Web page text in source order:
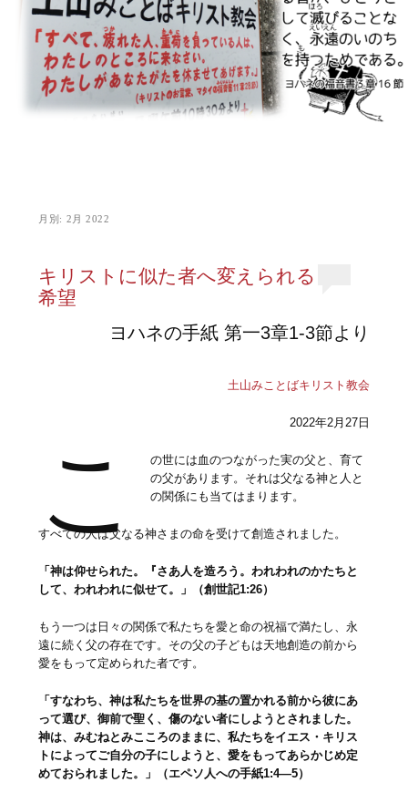
月別: 2月 2022
キリストに似た者へ変えられる
希望
ヨハネの手紙 第一3章1-3節より
土山みことばキリスト教会
2022年2月27日
こ
の世には血のつながった実の父と、育て
の父があります。それは父なる神と人と
の関係にも当てはまります。
すべての人は父なる神さまの命を受けて創造されました。
「神は仰せられた。『さあ人を造ろう。われわれのかたちと
して、われわれに似せて。」（創世記1:26）
もう一つは日々の関係で私たちを愛と命の祝福で満たし、永
遠に続く父の存在です。その父の子どもは天地創造の前から
愛をもって定められた者です。
「すなわち、神は私たちを世界の基の置かれる前から彼にあ
って選び、御前で聖く、傷のない者にしようとされました。
神は、みむねとみこころのままに、私たちをイエス・キリス
トによってご自分の子にしようと、愛をもってあらかじめ定
めておられました。」（エペソ人への手紙1:4—5）